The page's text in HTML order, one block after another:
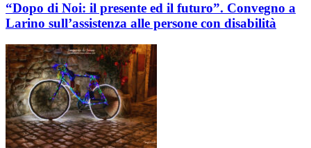
“Dopo di Noi: il presente ed il futuro”. Convegno a
Larino sull’assistenza alle persone con disabilità